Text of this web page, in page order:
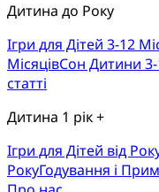
Дитина до Року
Ігри для Дітей 3-12
МісяцівСон Дитини 3-
статті
Дитина 1 рік +
Ігри для Дітей від
РокуГодування і